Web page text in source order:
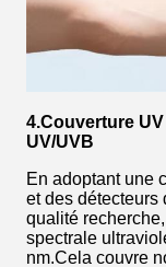
4.Couverture
UV/UVB
En adoptant une
et des détecteurs
qualité
spectrale
nm.Cela couvre